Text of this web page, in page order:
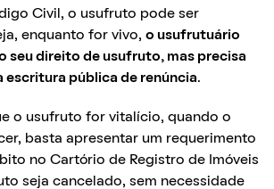
Civil, o usufruto pode ser
enquanto for vivo, o usufrutuário
seu direito de usufruto, mas precisa
escritura pública de renúncia.
o usufruto for vitalício, quando o
basta apresentar um requerimento
no Cartório de Registro de Imóveis
seja cancelado, sem necessidade